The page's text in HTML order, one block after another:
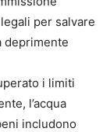
per salvare
deprimente
i limiti
l’acqua
includono